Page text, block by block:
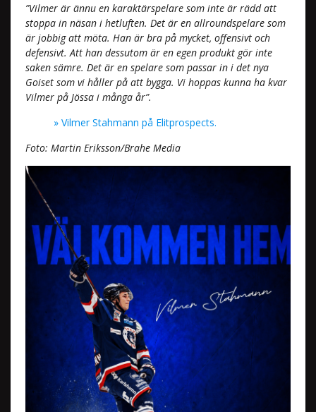
”Vilmer är ännu en karaktärspelare som inte är rädd att
stoppa in näsan i hetluften. Det är en allroundspelare som
är jobbig att möta. Han är bra på mycket, offensivt och
defensivt. Att han dessutom är en egen produkt gör inte
saken sämre. Det är en spelare som passar in i det nya
Goiset som vi håller på att bygga. Vi hoppas kunna ha kvar
Vilmer på Jössa i många år”.
» Vilmer Stahmann på Elitprospects.
Foto: Martin Eriksson/Brahe Media